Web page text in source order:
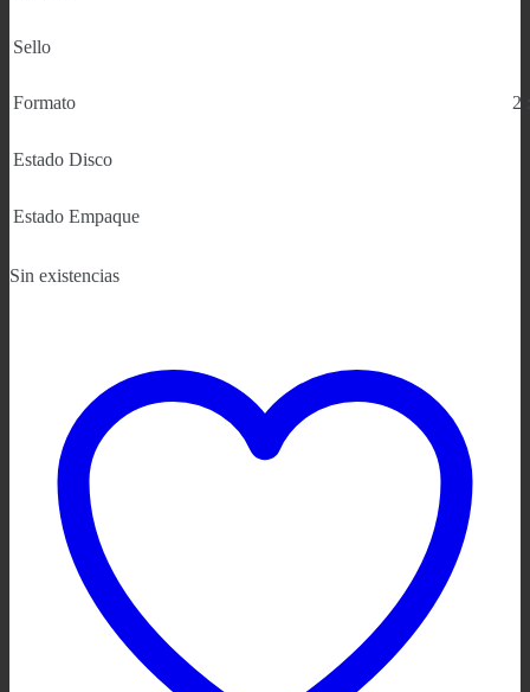
Sello
Formato 2
Estado Disco
Estado Empaque
Sin existencias